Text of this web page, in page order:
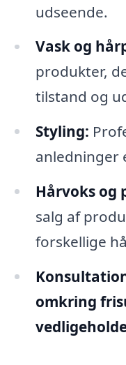
udseende.
Vask og
produkter,
tilstand og
Styling:
anledninger
Hårvoks og
salg af
forskellige
omkring